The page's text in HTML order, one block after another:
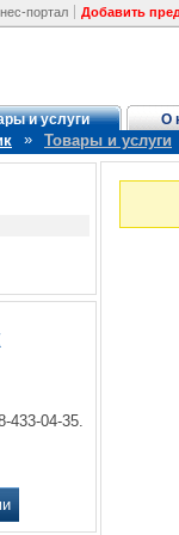
портал Добавить
и услуги О
» Товары и услуги
433-04-35.